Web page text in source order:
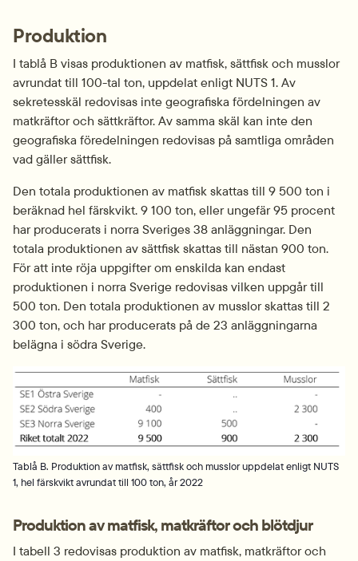
Produktion
I tablå B visas produktionen av matfisk, sättfisk och musslor
avrundat till 100-tal ton, uppdelat enligt NUTS 1. Av
sekretesskäl redovisas inte geografiska fördelningen av
matkräftor och sättkräftor. Av samma skäl kan inte den
geografiska föredelningen redovisas på samtliga områden
vad gäller sättfisk.
Den totala produktionen av matfisk skattas till 9 500 ton i
beräknad hel färskvikt. 9 100 ton, eller ungefär 95 procent
har producerats i norra Sveriges 38 anläggningar. Den
totala produktionen av sättfisk skattas till nästan 900 ton.
För att inte röja uppgifter om enskilda kan endast
produktionen i norra Sverige redovisas vilken uppgår till
500 ton. Den totala produktionen av musslor skattas till 2
300 ton, och har producerats på de 23 anläggningarna
belägna i södra Sverige.
Tablå B. Produktion av matfisk, sättfisk och musslor uppdelat enligt NUTS
1, hel färskvikt avrundat till 100 ton, år 2022
Produktion av matfisk, matkräftor och blötdjur
I tabell 3 redovisas produktion av matfisk, matkräftor och